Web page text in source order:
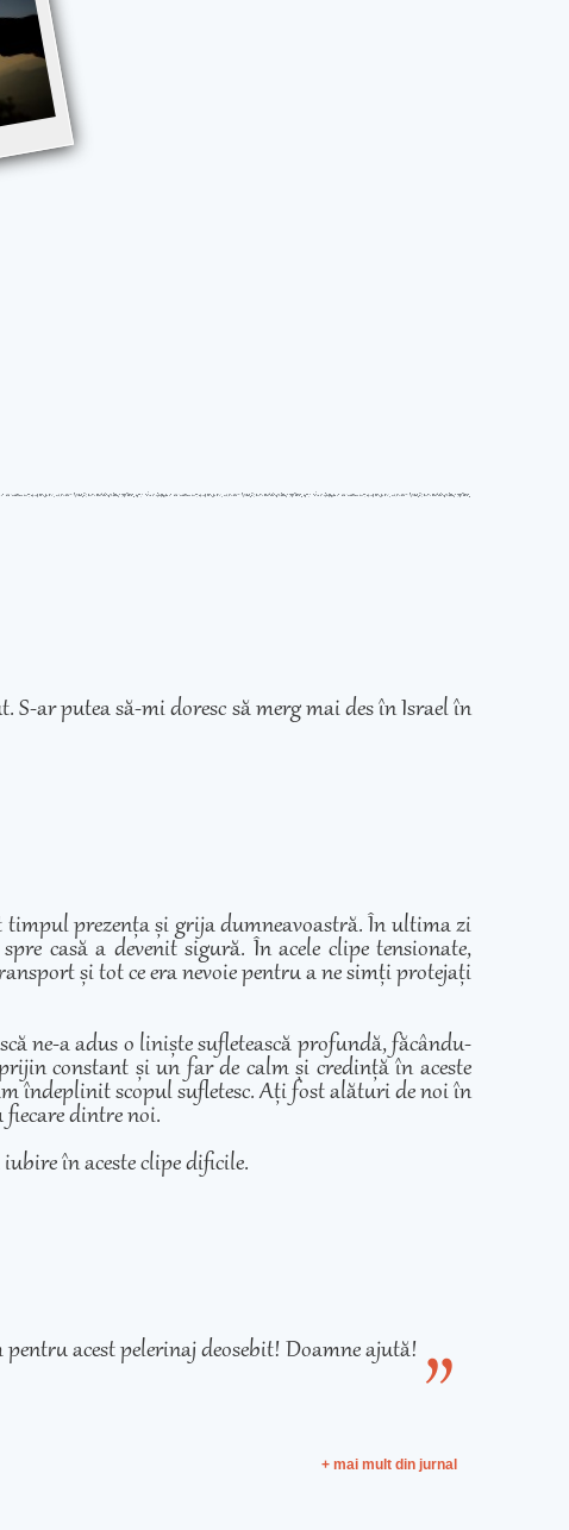
ar putea să-mi doresc să merg mai des în Israel în
prezența și grija dumneavoastră. În ultima zi
casă a devenit sigură. În acele clipe tensionate,
și tot ce era nevoie pentru a ne simți protejați
ne-a adus o liniște sufletească profundă, făcându-
constant și un far de calm și credință în aceste
îndeplinit scopul sufletesc. Ați fost alături de noi în
dintre noi.
în aceste clipe dificile.
acest pelerinaj deosebit! Doamne ajută!
+ mai mult din jurnal